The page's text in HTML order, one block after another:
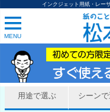
インクジェット用紙・レー
MENU
用途で選ぶ シーン